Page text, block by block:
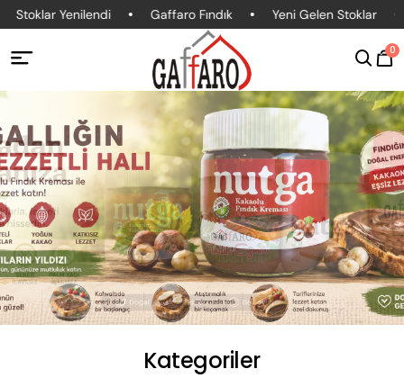
Stoklar Yenilendi Gaffaro Fındık Yeni Gelen Stoklar
0
Kategoriler